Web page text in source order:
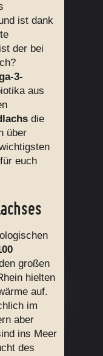
ist dank
der bei
3-
aus
die
über
euch
großen
hielten
auf.
im
aber
ins Meer
des